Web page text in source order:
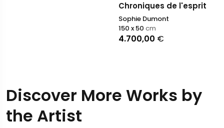
Chroniques de l'esprit
Sophie Dumont
4.700,00 €
150 x 50 cm
Discover More Works by
the Artist